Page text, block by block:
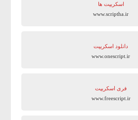
اسکریپت ها
www.scriptha.ir
دانلود اسکریپت
www.onescript.ir
فری اسکریپت
www.freescript.ir